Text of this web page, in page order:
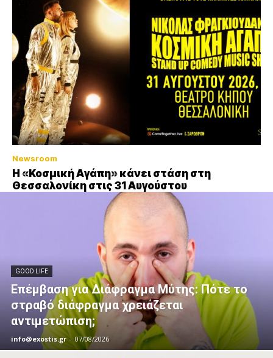
Newsroom
Η «Κοσμική Αγάπη» κάνει στάση στη
Θεσσαλονίκη στις 31 Αυγούστου
GOOD LIFE
Επέμβαση για Διάφραγμα Μύτης: Πότε το
στραβό διάφραγμα χρειάζεται
αντιμετώπιση;
info@exostis.gr - 07/08/2026